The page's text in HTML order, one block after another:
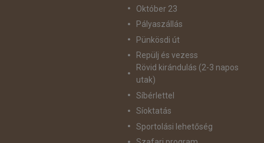
Október 23
Pályaszállás
Pünkösdi út
Repülj és vezess
Rövid kirándulás (2-3 napos
utak)
Síbérlettel
Síoktatás
Sportolási lehetőség